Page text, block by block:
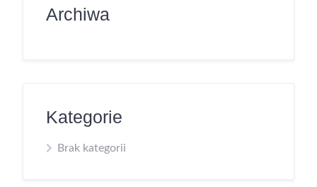
Archiwa
Kategorie
Brak kategorii